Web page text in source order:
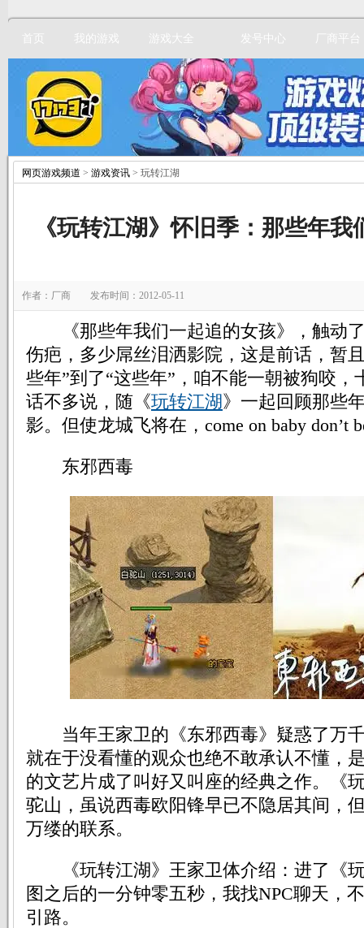
首页 我的游戏 游戏大全 发号中心 厂商平台
网页游戏频道 > 游戏资讯 > 玩转江湖
《玩转江湖》怀旧季：那些年
作者：厂商 发布时间：2012-05-11
《那些年我们一起追的女孩》，触动
伤疤，多少屌丝泪洒影院，这是前话，
些年”到了“这些年”，咱不能一朝被狗咬，
话不多说，随《玩转江湖》一起回顾那些
影。但使龙城飞将在，come on baby don’t
东邪西毒
当年王家卫的《东邪西毒》疑惑了万
就在于没看懂的观众也绝不敢承认不懂，
的文艺片成了叫好又叫座的经典之作。《
驼山，虽说西毒欧阳锋早已不隐居其间，
万缕的联系。
《玩转江湖》王家卫体介绍：进了《
图之后的一分钟零五秒，我找NPC聊天，
引路。
立即注册